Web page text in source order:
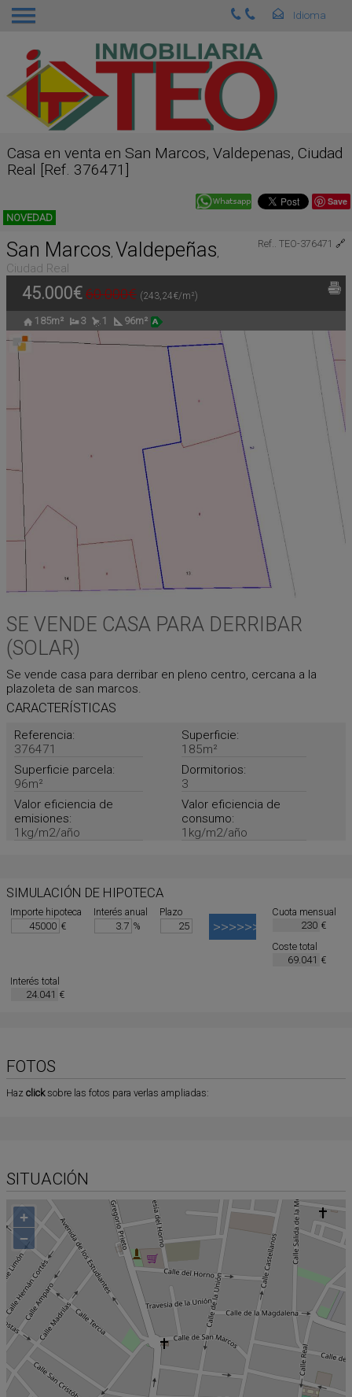
Casa en venta en San Marcos, Valdepenas, Ciudad
Real [Ref. 376471]
Save
NOVEDAD
Ref.. TEO-376471 🔗
San Marcos, Valdepeñas,
Ciudad Real
45.000€60.000€ (243,24€/m²)
185m² 3 1 96m²
SE VENDE CASA PARA DERRIBAR
(SOLAR)
Se vende casa para derribar en pleno centro, cercana a la
plazoleta de san marcos.
CARACTERÍSTICAS
Referencia:
376471
Superficie:
185m²
Superficie parcela:
96m²
Dormitorios:
3
Valor eficiencia de
emisiones:
1kg/m2/año
Valor eficiencia de
consumo:
1kg/m2/año
SIMULACIÓN DE HIPOTECA
Importe hipoteca
€
Interés anual
%
Plazo
Cuota mensual
€
Coste total
€
Interés total
€
FOTOS
Haz clicksobre las fotos para verlas ampliadas:
SITUACIÓN
+
−